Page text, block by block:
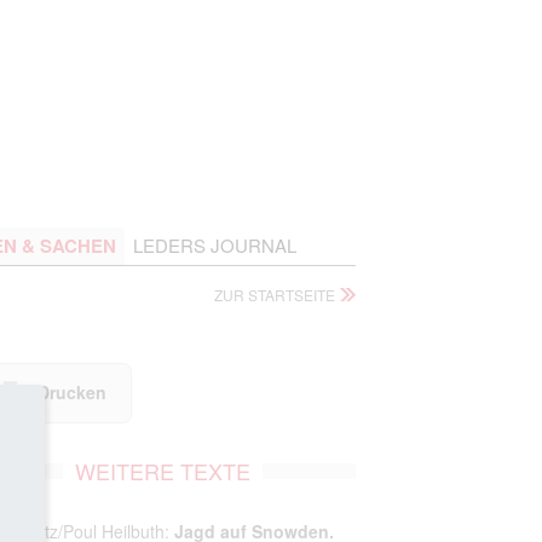
& SACHEN LEDERS JOURNAL
ZUR STARTSEITE
Drucken
WEITERE TEXTE
Goetz/Poul Heilbuth:Jagd auf Snowden.